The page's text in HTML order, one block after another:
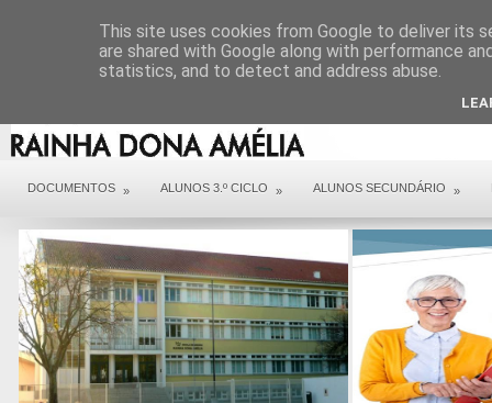
DOCUMENTOS » ALUNOS 3.º CICLO » ALUNOS SECUNDÁRIO »
This site uses cookies from Google to deliver its
are shared with Google along with performance
statistics, and to detect and address abuse.